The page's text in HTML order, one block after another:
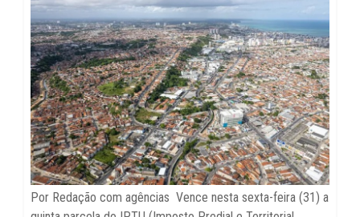
Por Redação com agências Vence nesta sexta-feira (31) a